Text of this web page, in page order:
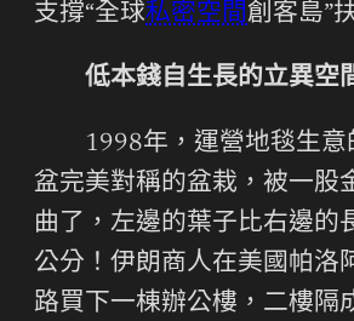
支撐“全球私密空間創客島”
低本錢自生長的立異空
1998年，運營地毯生意
盆完美對稱的盆栽，被一股
曲了，左邊的葉子比右邊的
公分！伊朗商人在美國帕洛
路買下一棟辦公樓，二樓隔